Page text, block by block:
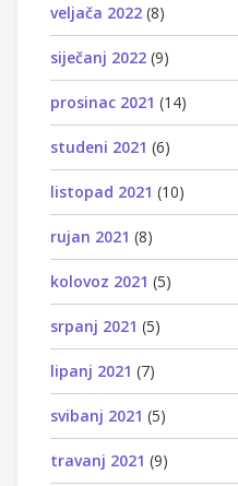
veljača 2022 (8)
siječanj 2022 (9)
prosinac 2021 (14)
studeni 2021 (6)
listopad 2021 (10)
rujan 2021 (8)
kolovoz 2021 (5)
srpanj 2021 (5)
lipanj 2021 (7)
svibanj 2021 (5)
travanj 2021 (9)